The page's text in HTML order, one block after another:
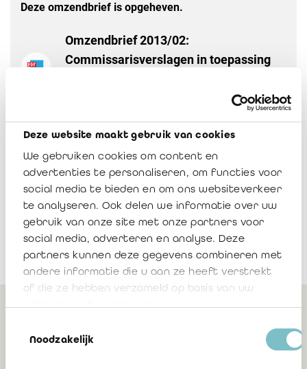
Deze website maakt gebruik van cookies
We gebruiken cookies om content en
advertenties te personaliseren, om functies voor
social media te bieden en om ons websiteverkeer
te analyseren. Ook delen we informatie over uw
gebruik van onze site met onze partners voor
social media, adverteren en analyse. Deze
partners kunnen deze gegevens combineren met
andere informatie die u aan ze heeft verstrekt
of die ze hebben verzameld op basis van uw
Noodzakelijk
Deze omzendbrief is opgeheven.
Omzendbrief 2013/02:
Commissarisverslagen in toepassing
Bijlage omzendbrief 2013/02
Download